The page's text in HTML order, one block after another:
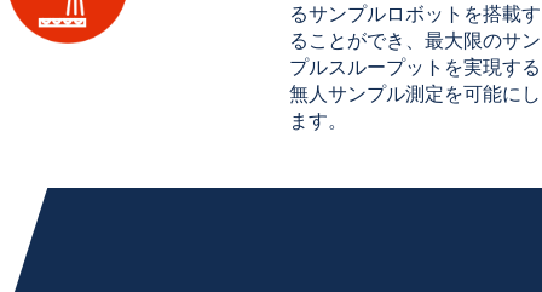
るサンプルロボットを搭載す
ることができ、最大限のサン
プルスループットを実現する
無人サンプル測定を可能にし
ます。